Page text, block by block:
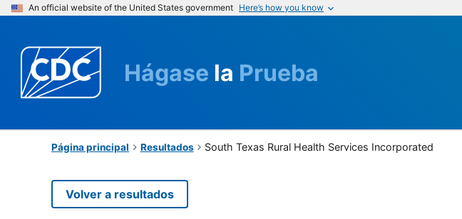
An official website of the United States government Here’s how you know
Hágase la Prueba
Página principal Resultados South Texas Rural Health Services Incorporated
Volver a resultados